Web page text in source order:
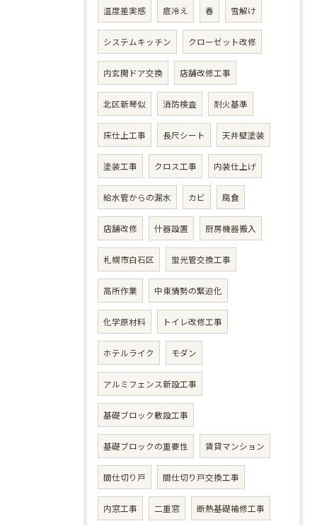
温度差実感 底冷え 春 雪解け
システムキッチン クローゼット改修
内玄関ドア交換 店舗改修工事
北区新琴似 消防検査 耐火基準
床仕上工事 長尺シート 天井壁塗装
塗装工事 クロス工事 内装仕上げ
給水管からの漏水 カビ 腐食
店舗改修 什器設置 厨房機器搬入
札幌市白石区 蛍光管交換工事
高所作業 中東情勢の緊迫化
化学原材料 トイレ改修工事
ホテルライク モダン
アルミフェンス新設工事
基礎ブロック敷設工事
基礎ブロックの重要性 賃貸マンション
間仕切り戸 間仕切り戸交換工事
内窓工事 二重窓 断熱基礎補修工事